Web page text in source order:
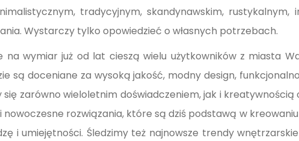
tradycyjnym, skandynawskim, rustykalnym,
Wystarczy tylko opowiedzieć o własnych potrzebach.
na wymiar już od lat cieszą wielu użytkowników z miasta
są doceniane za wysoką jakość, modny design,
się zarówno wieloletnim doświadczeniem, jak i
rozwiązania, które są dziś podstawą w
i umiejętności. Śledzimy też najnowsze trendy